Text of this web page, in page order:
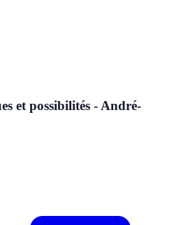
et possibilités - André-